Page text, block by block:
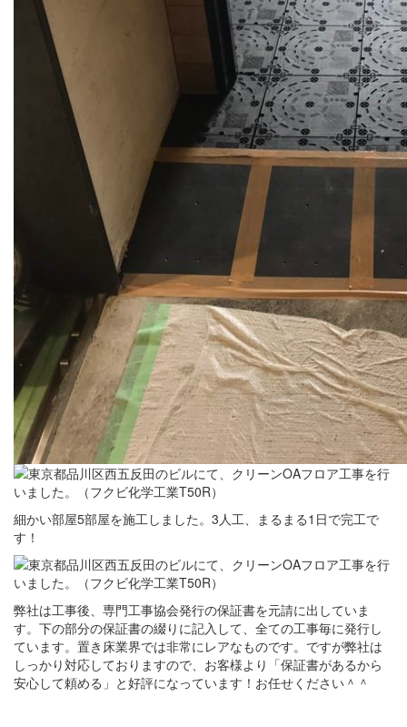
細かい部屋5部屋を施工しました。3人工、まるまる1日で完工で
す！
弊社は工事後、専門工事協会発行の保証書を元請に出していま
す。下の部分の保証書の綴りに記入して、全ての工事毎に発行し
ています。置き床業界では非常にレアなものです。ですが弊社は
しっかり対応しておりますので、お客様より「保証書があるから
安心して頼める」と好評になっています！お任せください＾＾